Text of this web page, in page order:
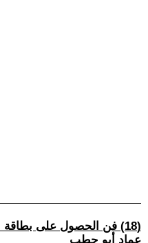
(18) فن الحصول على بطاقة ال VIP
عماد أبو حطب